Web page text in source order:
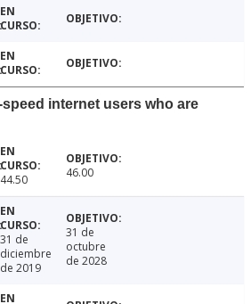
internet users who are
44.50 46.00
31 de
diciembre
de 2019
31 de
octubre
de 2028